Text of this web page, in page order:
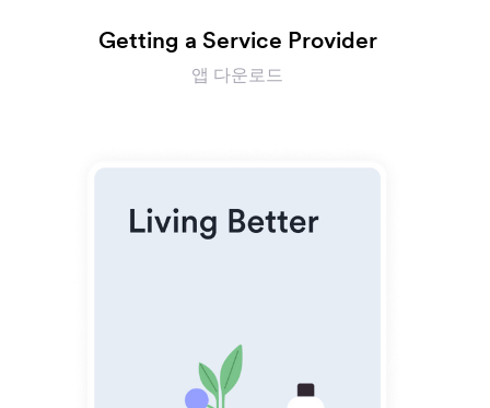
Getting a Service Provider
앱 다운로드